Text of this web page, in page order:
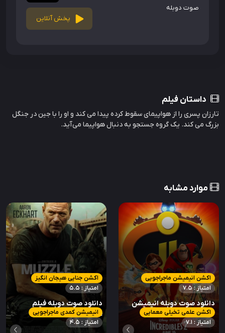
صوت دوبله
پخش آنلاین
داستان فیلم
تارزان پسری را از هواپیمای سقوط کرده پیدا می کند و او را با جین در جنگل
بزرگ می کند. یک گروه جستجو به دنبال هواپیما می‌آید.
موارد مشابه
اکشن انیمیشن ماجراجویی
امتیاز : 7.5
دانلود صوت دوبله انیمیشن
Incredibles 2
اکشن جنایی هیجان انگیز
امتیاز : 5.5
دانلود صوت دوبله فیلم
Muzzle
اکشن علمی تخیلی معمایی
امتیاز : 7.1
انیمیشن کمدی ماجراجویی
امتیاز : 4.5